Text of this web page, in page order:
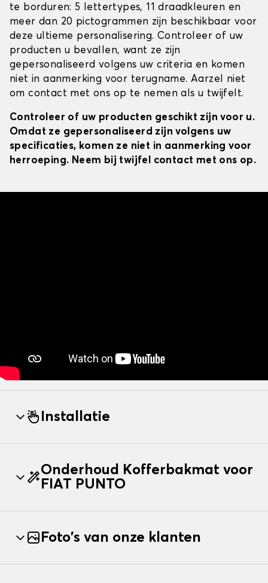
te borduren: 5 lettertypes, 11 draadkleuren en
meer dan 20 pictogrammen zijn beschikbaar voor
deze ultieme personalisering. Controleer of uw
producten u bevallen, want ze zijn
gepersonaliseerd volgens uw criteria en komen
niet in aanmerking voor terugname. Aarzel niet
om contact met ons op te nemen als u twijfelt.
Controleer of uw producten geschikt zijn voor u.
Omdat ze gepersonaliseerd zijn volgens uw
specificaties, komen ze niet in aanmerking voor
herroeping. Neem bij twijfel contact met ons op.
Installatie
Onderhoud Kofferbakmat voor
FIAT PUNTO
Foto's van onze klanten